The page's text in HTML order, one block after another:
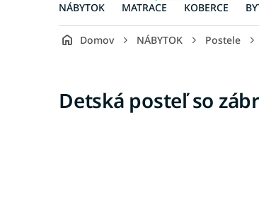
NÁBYTOK MATRACE KOBERCE
Domov NÁBYTOK Postele
Detská posteľ so